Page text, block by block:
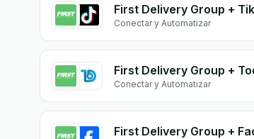
Conectar y Automatizar
First Delivery Group +
Conectar y Automatizar